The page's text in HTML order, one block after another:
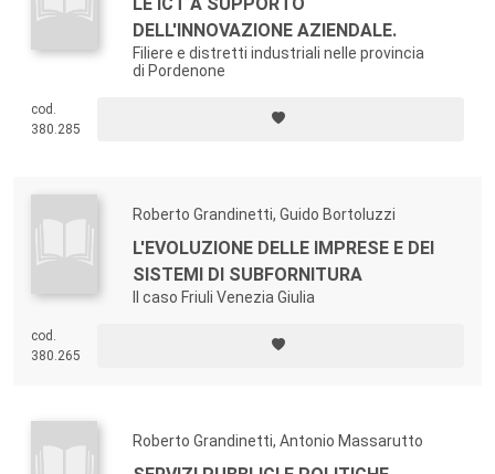
DELL'INNOVAZIONE AZIENDALE.
Filiere e distretti industriali nelle provincia
di Pordenone
cod.
380.285
Roberto Grandinetti, Guido Bortoluzzi
L'EVOLUZIONE DELLE IMPRESE E DEI
SISTEMI DI SUBFORNITURA
Il caso Friuli Venezia Giulia
cod.
380.265
Roberto Grandinetti, Antonio Massarutto